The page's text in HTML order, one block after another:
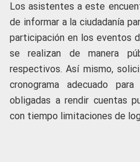
Los asistentes a este
de informar a la ciudadanía
participación en los eventos
se realizan de manera
respectivos. Así mismo,
cronograma adecuado
obligadas a rendir cuentas
con tiempo limitaciones de